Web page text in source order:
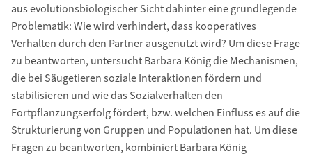
aus evolutionsbiologischer Sicht dahinter eine grundlegende
Problematik: Wie wird verhindert, dass kooperatives
Verhalten durch den Partner ausgenutzt wird? Um diese Frage
zu beantworten, untersucht Barbara König die Mechanismen,
die bei Säugetieren soziale Interaktionen fördern und
stabilisieren und wie das Sozialverhalten den
Fortpflanzungserfolg fördert, bzw. welchen Einfluss es auf die
Strukturierung von Gruppen und Populationen hat. Um diese
Fragen zu beantworten, kombiniert Barbara König